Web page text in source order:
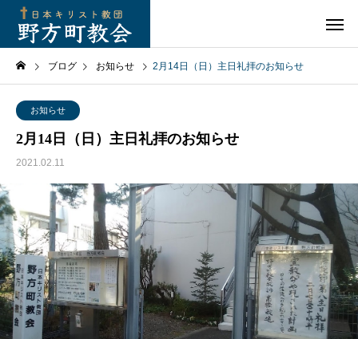
ブログ お知らせ 2月14日（日）主日礼拝のお知らせ
お知らせ
2月14日（日）主日礼拝のお知らせ
2021.02.11